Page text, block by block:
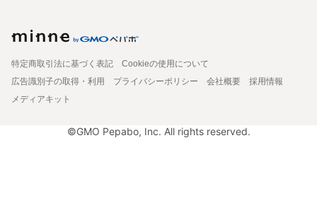
特定商取引法に基づく表記
Cookieの使用について
広告識別子の取得・利用
プライバシーポリシー 会社概要
採用情報
メディアキット
©GMO Pepabo, Inc. All rights reserved.